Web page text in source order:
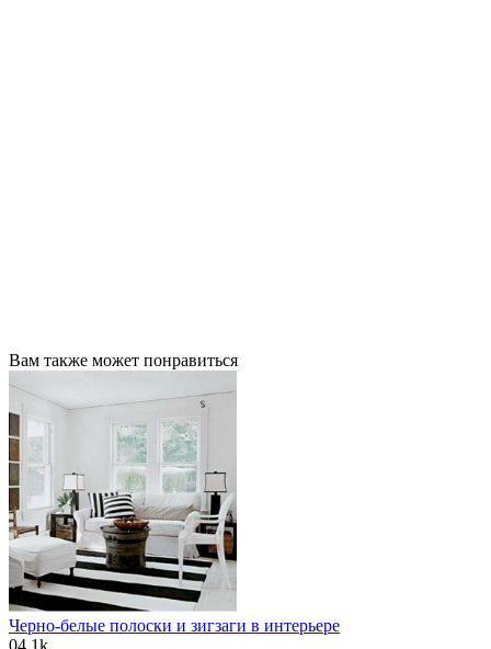
Вам также может понравиться
Черно-белые полоски и зигзаги в интерьере